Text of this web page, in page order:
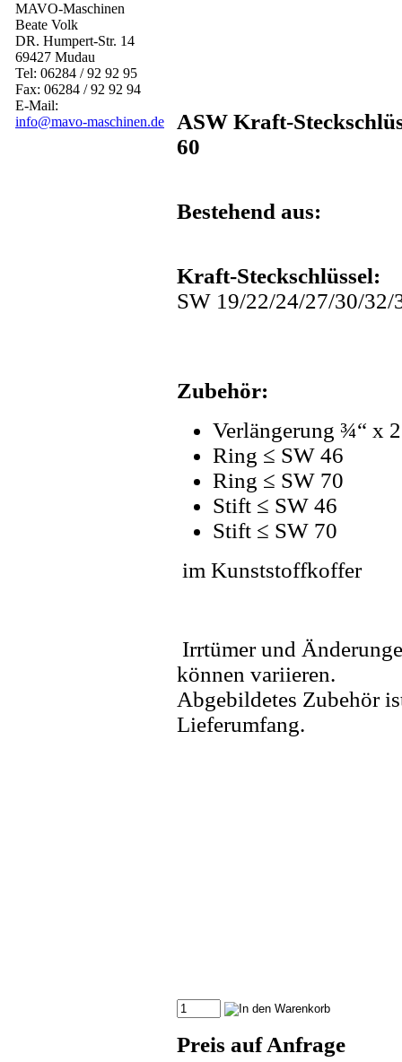
MAVO-Maschinen
Beate Volk
DR. Humpert-Str. 14
69427 Mudau
Tel: 06284 / 92 92 95
Fax: 06284 / 92 92 94
E-Mail:
info@mavo-maschinen.de
ASW Kraft-
60
Bestehend aus:
Kraft-Steckschlüssel:
SW 19/22/24/27/30/
Zubehör:
Verlängerung ¾“ x
Ring ≤ SW 46
Ring ≤ SW 70
Stift ≤ SW 46
Stift ≤ SW 70
im Kunststoffkoffer
Irrtümer und
können variieren.
Abgebildetes Zubehör
Lieferumfang.
Preis auf Anfrage